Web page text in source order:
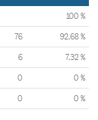
100 %
76 92,68 %
6 7,32 %
0 0 %
0 0 %